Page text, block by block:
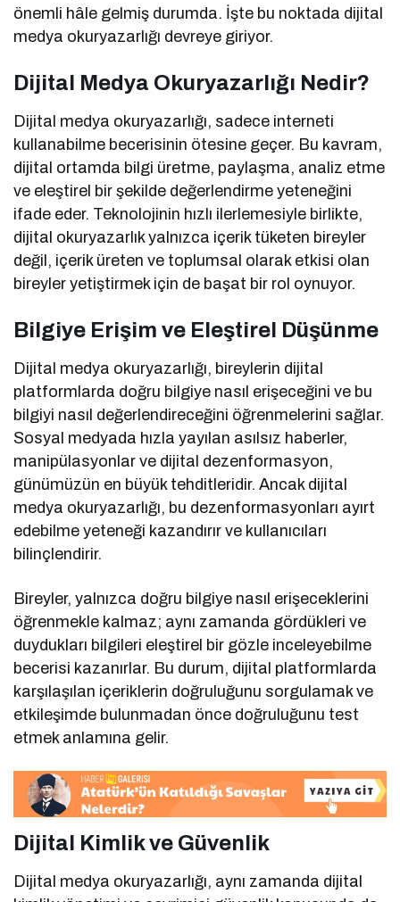
önemli hâle gelmiş durumda. İşte bu noktada dijital
medya okuryazarlığı devreye giriyor.
Dijital Medya Okuryazarlığı Nedir?
Dijital medya okuryazarlığı, sadece interneti
kullanabilme becerisinin ötesine geçer. Bu kavram,
dijital ortamda bilgi üretme, paylaşma, analiz etme
ve eleştirel bir şekilde değerlendirme yeteneğini
ifade eder. Teknolojinin hızlı ilerlemesiyle birlikte,
dijital okuryazarlık yalnızca içerik tüketen bireyler
değil, içerik üreten ve toplumsal olarak etkisi olan
bireyler yetiştirmek için de başat bir rol oynuyor.
Bilgiye Erişim ve Eleştirel Düşünme
Dijital medya okuryazarlığı, bireylerin dijital
platformlarda doğru bilgiye nasıl erişeceğini ve bu
bilgiyi nasıl değerlendireceğini öğrenmelerini sağlar.
Sosyal medyada hızla yayılan asılsız haberler,
manipülasyonlar ve dijital dezenformasyon,
günümüzün en büyük tehditleridir. Ancak dijital
medya okuryazarlığı, bu dezenformasyonları ayırt
edebilme yeteneği kazandırır ve kullanıcıları
bilinçlendirir.
Bireyler, yalnızca doğru bilgiye nasıl erişeceklerini
öğrenmekle kalmaz; aynı zamanda gördükleri ve
duydukları bilgileri eleştirel bir gözle inceleyebilme
becerisi kazanırlar. Bu durum, dijital platformlarda
karşılaşılan içeriklerin doğruluğunu sorgulamak ve
etkileşimde bulunmadan önce doğruluğunu test
etmek anlamına gelir.
Dijital Kimlik ve Güvenlik
Dijital medya okuryazarlığı, aynı zamanda dijital